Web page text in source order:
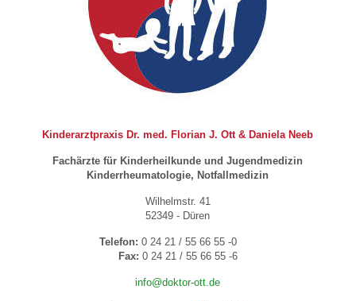
Kinderarztpraxis Dr. med. Florian J. Ott & Daniela Neeb
Fachärzte für Kinderheilkunde und Jugendmedizin
Kinderrheumatologie, Notfallmedizin
Wilhelmstr. 41
52349 - Düren
Telefon: 0 24 21 / 55 66 55 -0
Fax: 0 24 21 / 55 66 55 -6
info@doktor-ott.de